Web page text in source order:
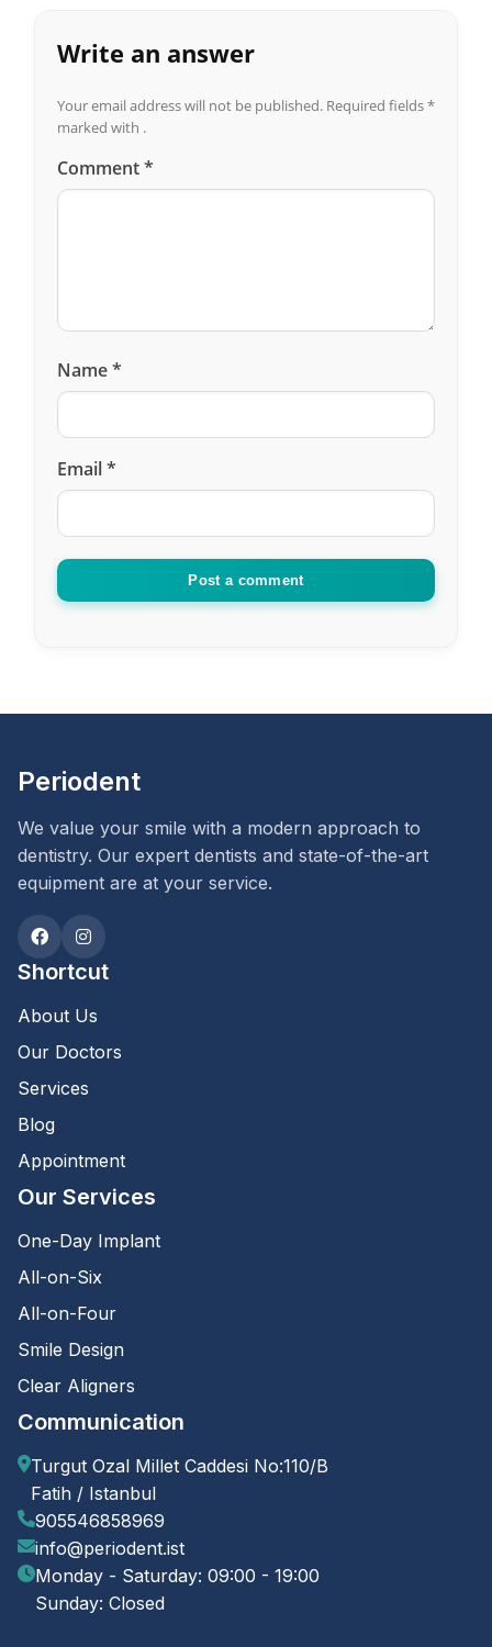
Write an answer
Your email address will not be published. Required fields*
marked with .
Comment*
Name*
Email*
Post a comment
Periodent
We value your smile with a modern approach to
dentistry. Our expert dentists and state-of-the-art
equipment are at your service.
Shortcut
About Us
Our Doctors
Services
Blog
Appointment
Our Services
One-Day Implant
All-on-Six
All-on-Four
Smile Design
Clear Aligners
Communication
Turgut Ozal Millet Caddesi No:110/B
Fatih / Istanbul
905546858969
info@periodent.ist
Monday - Saturday: 09:00 - 19:00
Sunday: Closed